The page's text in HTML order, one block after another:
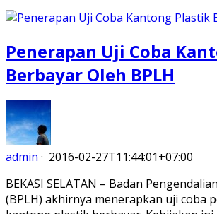
Penerapan Uji Coba
Berbayar Oleh BPLH
admin · 2016-02-27T11:44:01+07:00
BEKASI SELATAN – Badan
(BPLH) akhirnya menerapkan uji coba